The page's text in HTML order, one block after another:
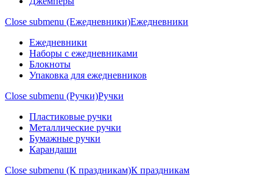
Close submenu (Ежедневники)Ежедневники
Ежедневники
Наборы с ежедневниками
Блокноты
Упаковка для ежедневников
Close submenu (Ручки)Ручки
Пластиковые ручки
Металлические ручки
Бумажные ручки
Карандаши
Close submenu (К праздникам)К праздникам